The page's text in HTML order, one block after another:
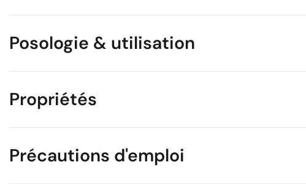
Posologie & utilisation
Propriétés
Précautions d'emploi